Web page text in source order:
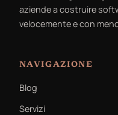
aziende a costruire
velocemente e con
NAVIGAZIONE
Blog
Servizi